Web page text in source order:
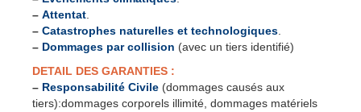
– Attentat
– Catastrophes naturelles et technologiques
– Dommages par collision (avec un tiers identifié)
DETAIL DES GARANTIES :
– Responsabilité Civile (dommages causés aux
tiers):dommages corporels illimité, dommages matériels